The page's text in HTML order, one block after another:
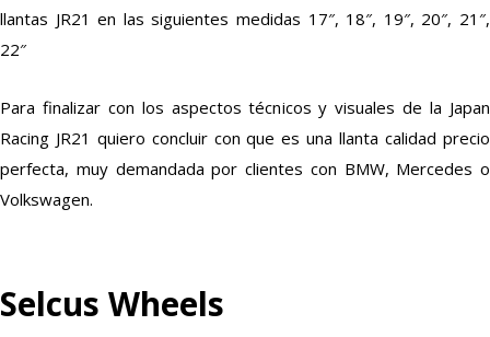
llantas JR21 en las siguientes medidas 17″, 18″, 19″, 20″, 21″,
22″
Para finalizar con los aspectos técnicos y visuales de la Japan
Racing JR21 quiero concluir con que es una llanta calidad precio
perfecta, muy demandada por clientes con BMW, Mercedes o
Volkswagen.
Selcus Wheels